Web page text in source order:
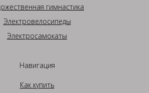
гимнастика
Электровелосипеды
Электросамокаты
Навигация
Как купить